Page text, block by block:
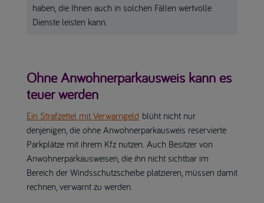
haben, die Ihnen auch in solchen Fällen wertvolle
Dienste leisten kann.
Ohne Anwohnerparkausweis kann es
teuer werden
Ein Strafzettel mit Verwarngeld blüht nicht nur
denjenigen, die ohne Anwohnerparkausweis reservierte
Parkplätze mit ihrem Kfz nutzen. Auch Besitzer von
Anwohnerparkausweisen, die ihn nicht sichtbar im
Bereich der Windsschutzscheibe platzieren, müssen damit
rechnen, verwarnt zu werden.